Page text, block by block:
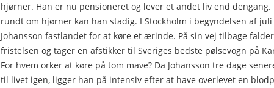
hjørner. Han er nu pensioneret og lever et andet liv end dengang.
rundt om hjørner kan han stadig. I Stockholm i begyndelsen af juli
Johansson fastlandet for at køre et ærinde. På sin vej tilbage
fristelsen og tager en afstikker til Sveriges bedste pølsevogn på
For hvem orker at køre på tom mave? Da Johansson tre dage
til livet igen, ligger han på intensiv efter at have overlevet en